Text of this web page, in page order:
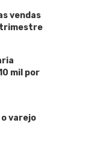
vendas
trimestre
mil por
varejo